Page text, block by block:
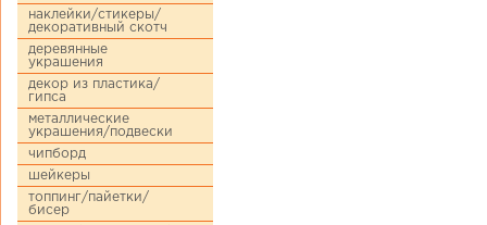
наклейки/стикеры/
декоративный скотч
деревянные
украшения
декор из пластика/
гипса
металлические
украшения/подвески
чипборд
шейкеры
топпинг/пайетки/
бисер